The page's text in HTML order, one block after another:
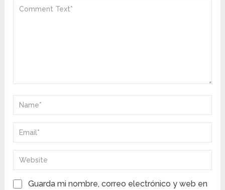
Guarda mi nombre, correo electrónico y web en